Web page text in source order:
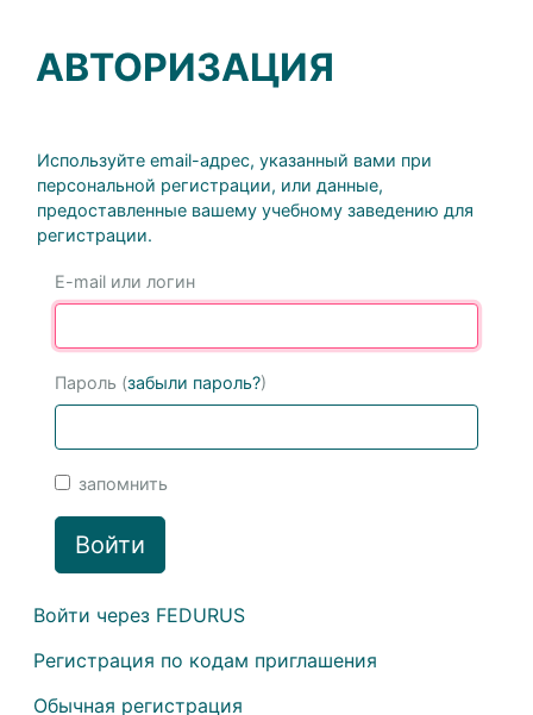
АВТОРИЗАЦИЯ
Используйте email-адрес, указанный вами при
персональной регистрации, или данные,
предоставленные вашему учебному заведению для
регистрации.
E-mail или логин
Пароль (забыли пароль?)
запомнить
Войти
Войти через FEDURUS
Регистрация по кодам приглашения
Обычная регистрация